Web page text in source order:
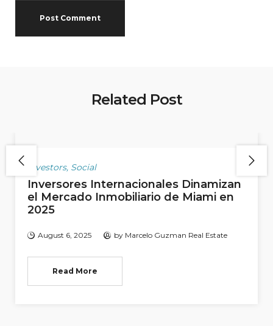
Related Post
Investors, Social
Inversores Internacionales Dinamizan
el Mercado Inmobiliario de Miami en
2025
August 6, 2025 by Marcelo Guzman Real Estate
Read More